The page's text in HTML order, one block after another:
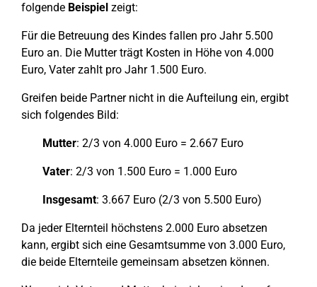
folgende Beispiel zeigt:
Für die Betreuung des Kindes fallen pro Jahr 5.500
Euro an. Die Mutter trägt Kosten in Höhe von 4.000
Euro, Vater zahlt pro Jahr 1.500 Euro.
Greifen beide Partner nicht in die Aufteilung ein, ergibt
sich folgendes Bild:
Mutter: 2/3 von 4.000 Euro = 2.667 Euro
Vater: 2/3 von 1.500 Euro = 1.000 Euro
Insgesamt: 3.667 Euro (2/3 von 5.500 Euro)
Da jeder Elternteil höchstens 2.000 Euro absetzen
kann, ergibt sich eine Gesamtsumme von 3.000 Euro,
die beide Elternteile gemeinsam absetzen können.